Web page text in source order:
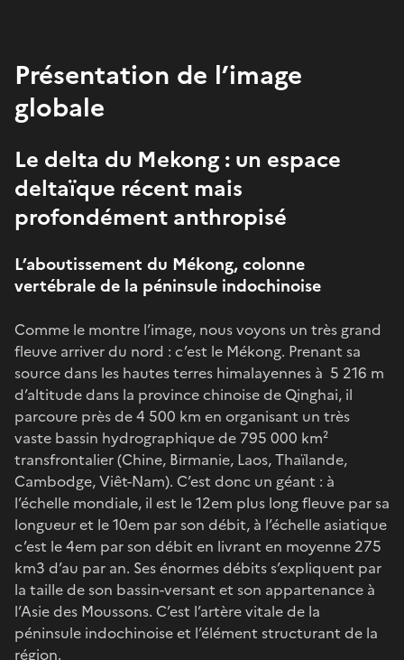
Présentation de l’image
globale
Le delta du Mekong : un espace
deltaïque récent mais
profondément anthropisé
L’aboutissement du Mékong, colonne
vertébrale de la péninsule indochinoise
Comme le montre l’image, nous voyons un très grand
fleuve arriver du nord : c’est le Mékong. Prenant sa
source dans les hautes terres himalayennes à 5 216 m
d’altitude dans la province chinoise de Qinghai, il
parcoure près de 4 500 km en organisant un très
vaste bassin hydrographique de 795 000 km²
transfrontalier (Chine, Birmanie, Laos, Thaïlande,
Cambodge, Viêt-Nam). C’est donc un géant : à
l’échelle mondiale, il est le 12em plus long fleuve par sa
longueur et le 10em par son débit, à l’échelle asiatique
c’est le 4em par son débit en livrant en moyenne 275
km3 d’au par an. Ses énormes débits s’expliquent par
la taille de son bassin-versant et son appartenance à
l’Asie des Moussons. C’est l’artère vitale de la
péninsule indochinoise et l’élément structurant de la
région.